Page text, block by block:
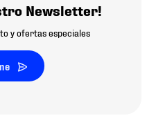
Newsletter!
y ofertas especiales